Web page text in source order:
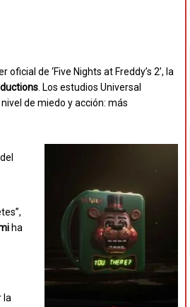
de ‘Five Nights at Freddy’s 2’, la
. Los estudios Universal
de miedo y acción: más
ha
la